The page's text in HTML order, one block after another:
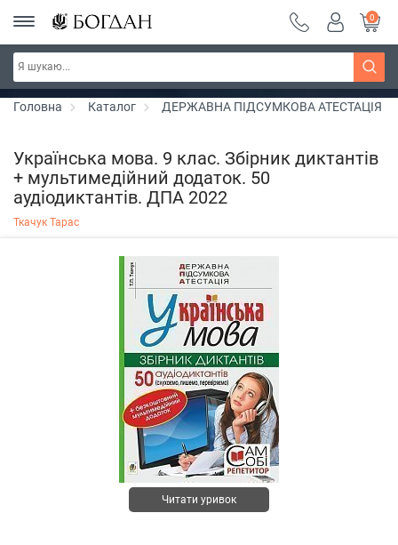
РОЗПРОДАЖ ~ 150 грн ~ 200 грн ~ 250 грн ~
300 грн ~ РОЗПРОДАЖ
Дізнатись більше
0
Головна Каталог ДЕРЖАВНА ПІДСУМКОВА АТЕСТАЦІЯ
Українська мова. 9 клас. Збірник диктантів
+ мультимедійний додаток. 50
аудіодиктантів. ДПА 2022
Ткачук Тарас
Читати уривок